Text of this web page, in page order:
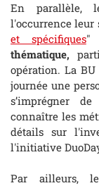
En parallèle,
l'occurrence leur
et spécifiques"
thématique,
opération. La
journée une
s’imprégner
connaître les
détails sur
l'initiative
Par ailleurs,